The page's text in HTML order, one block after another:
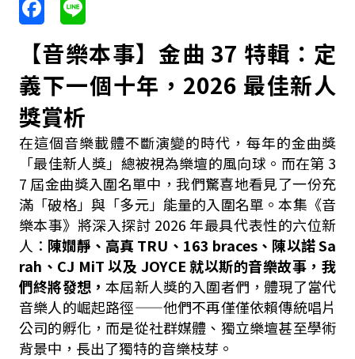
【音樂本事】金曲 37 特輯：定
義下一個十年，2026 最佳新人
獎賞析
在這個音樂載體不斷演變的時代，每年的金曲獎
「最佳新人獎」總被視為樂壇的風向球。而在第 3
7 屆金曲獎入圍名單中，我們驚喜地看見了一份充
滿「破格」與「多元」能量的入圍名單。本集《音
樂本事》將深入探討 2026 年最具代表性的六位新
人： 陳嫺靜、高真 TRU、163 braces、陳以諾 Sa
rah、CJ MiT 以及 JOYCE 就以斯的音樂故事，我
們終將發想，本屆新人獎的入圍者們，體現了當代
音樂人的崛起路徑——他們不再僅僅依賴傳統唱片
公司的孵化，而是從社群媒體、獨立樂壇甚至學術
背景中，長出了獨特的音樂枝芽。